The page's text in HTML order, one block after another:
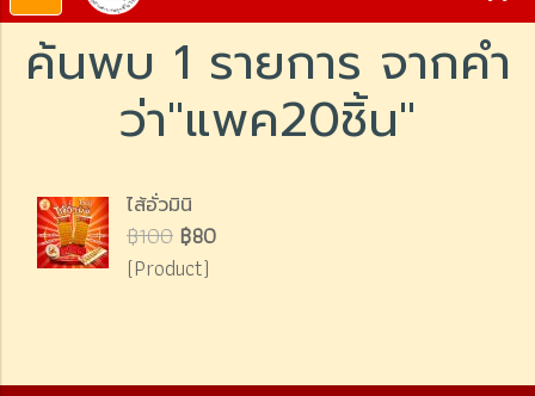
ค้นพบ 1 รายการ จากคำ
ว่า"แพค20ชิ้น"
ไส้อั่วมินิ
฿100 ฿80
(Product)